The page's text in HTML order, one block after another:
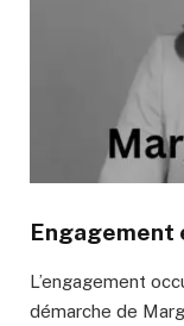
Engagement
L’engagement
démarche de